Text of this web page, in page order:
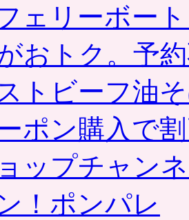
ェリーボー
おトク。予
トビーフ油
ポン購入で
ョップチャン
！ポンパレ